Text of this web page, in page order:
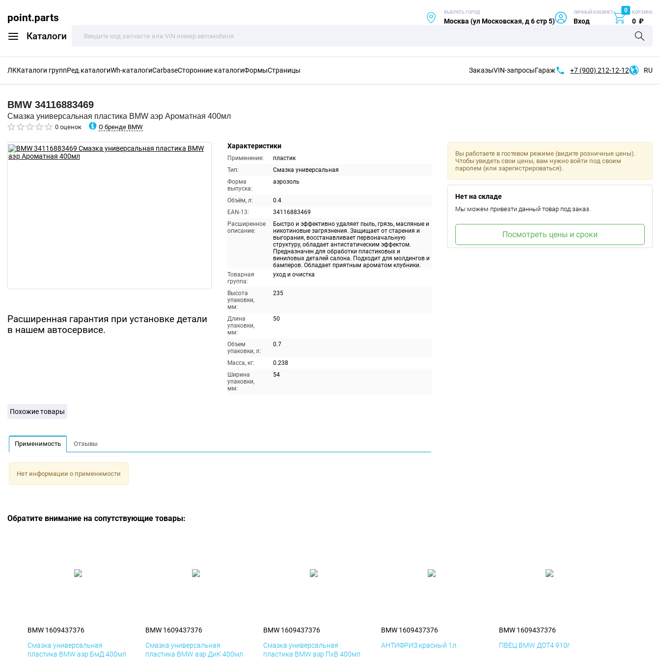
point.parts
Каталоги
ВЫБРАТЬ ГОРОД
Москва (ул Московская, д 6 стр 5)
ЛИЧНЫЙ КАБИНЕТ
Вход
0 КОРЗИНА
0 ₽
ЛККаталоги группРед.каталогиWh-каталогиCarbaseСторонние каталогиФормыСтраницы ЗаказыVIN-запросыГараж +7 (900) 212-12-12 RU
BMW 34116883469
Смазка универсальная пластика BMW аэр Ароматная 400мл
0 оценок О бренде BMW
Расширенная гарантия при установке детали
в нашем автосервисе.
Характеристики
Применение:
пластик
Тип:
Смазка универсальная
Форма
выпуска:
аэрозоль
Объём, л:
0.4
EAN-13:
34116883469
Расширенное
описание:
Быстро и эффективно удаляет пыль, грязь, масляные и
никотиновые загрязнения. Защищает от старения и
выгорания, восстанавливает первоначальную
структуру, обладает антистатическим эффектом.
Предназначен для обработки пластиковых и
виниловых деталей салона. Подходит для молдингов и
бамперов. Обладает приятным ароматом клубники.
Товарная
группа:
уход и очистка
Высота
упаковки,
мм:
235
Длина
упаковки,
мм:
50
Объем
упаковки, л:
0.7
Масса, кг:
0.238
Ширина
упаковки,
мм:
54
Вы работаете в гостевом режиме (видите розничные цены).
Чтобы увидеть свои цены, вам нужно войти под своим
паролем (или зарегистрироваться).
Нет на складе
Мы можем привезти данный товар под заказ.
Посмотреть цены и сроки
Похожие товары
Применимость Отзывы
Нет информации о применимости
Обратите внимание на сопутствующие товары:
BMW 1609437376
Смазка универсальная
пластика BMW аэр БмД 400мл
BMW 1609437376
Смазка универсальная
пластика BMW аэр ДиК 400мл
BMW 1609437376
Смазка универсальная
пластика BMW аэр ПхВ 400мл
BMW 1609437376
АНТИФРИЗ красный 1л.
BMW 1609437376
ПВЕЦ BMW ДОТ4 910г